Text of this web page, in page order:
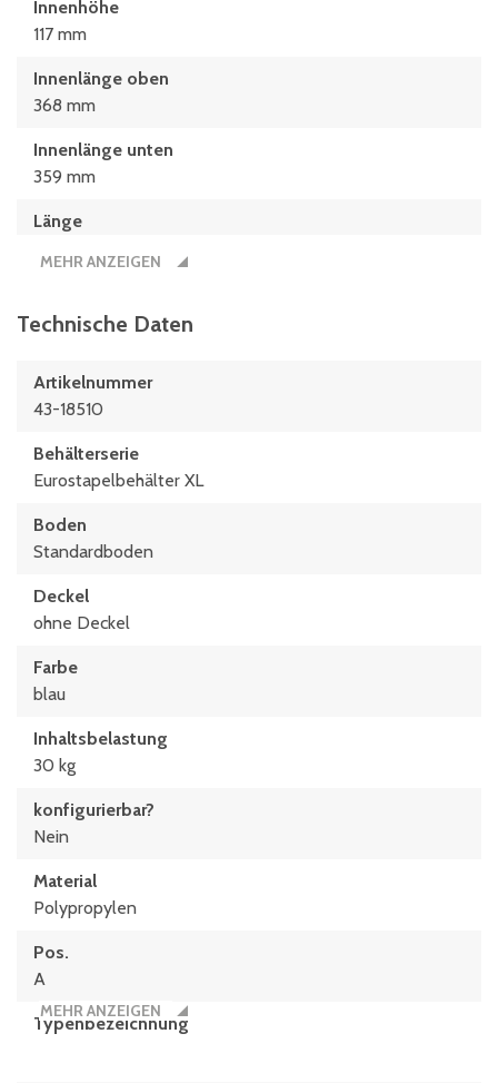
Innenhöhe
117 mm
Innenlänge oben
368 mm
Innenlänge unten
359 mm
Länge
MEHR ANZEIGEN
Technische Daten
Artikelnummer
43-18510
Behälterserie
Eurostapelbehälter XL
Boden
Standardboden
Deckel
ohne Deckel
Farbe
blau
Inhaltsbelastung
30 kg
konfigurierbar?
Nein
Material
Polypropylen
Pos.
A
Typen­be­zeich­nung
MEHR ANZEIGEN